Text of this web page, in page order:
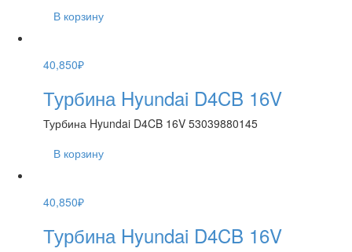
В корзину
40,850₽
Турбина Hyundai D4CB 16V
Турбина Hyundai D4CB 16V 53039880145
В корзину
40,850₽
Турбина Hyundai D4CB 16V